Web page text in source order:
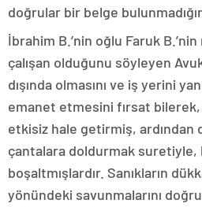
doğrular bir belge
İbrahim B.’nin oğlu Faruk
çalışan olduğunu söyleyen
dışında olmasını ve iş yerini
emanet etmesini fırsat bilerek,
etkisiz hale getirmiş, ardından
çantalara doldurmak suretiyle,
boşaltmışlardır. Sanıkların
yönündeki savunmalarını